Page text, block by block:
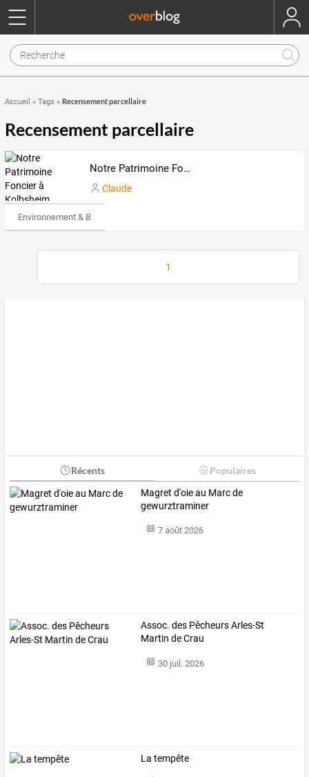
Accueil » Tags » Recensement parcellaire
Recensement parcellaire
Notre Patrimoine Foncier à Kolbsheim
Claude
Environnement & Bio
1
Récents Populaires
Magret d'oie au Marc de
gewurztraminer
7 août 2026
Assoc. des Pêcheurs Arles-St
Martin de Crau
30 juil. 2026
La tempête